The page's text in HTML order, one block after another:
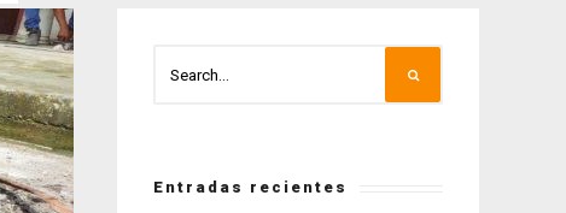
Entradas recientes